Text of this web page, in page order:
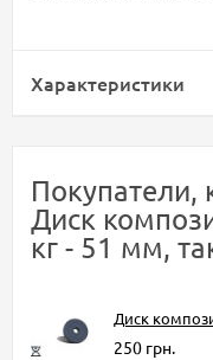
Характеристики
Покупатели,
Диск
кг - 51 мм,
Диск
250 грн.